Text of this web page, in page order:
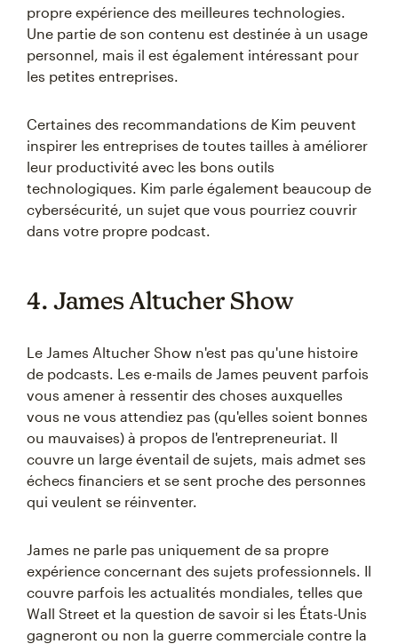
propre expérience des meilleures technologies.
Une partie de son contenu est destinée à un usage
personnel, mais il est également intéressant pour
les petites entreprises.
Certaines des recommandations de Kim peuvent
inspirer les entreprises de toutes tailles à améliorer
leur productivité avec les bons outils
technologiques. Kim parle également beaucoup de
cybersécurité, un sujet que vous pourriez couvrir
dans votre propre podcast.
4. James Altucher Show
Le James Altucher Show n'est pas qu'une histoire
de podcasts. Les e-mails de James peuvent parfois
vous amener à ressentir des choses auxquelles
vous ne vous attendiez pas (qu'elles soient bonnes
ou mauvaises) à propos de l'entrepreneuriat. Il
couvre un large éventail de sujets, mais admet ses
échecs financiers et se sent proche des personnes
qui veulent se réinventer.
James ne parle pas uniquement de sa propre
expérience concernant des sujets professionnels. Il
couvre parfois les actualités mondiales, telles que
Wall Street et la question de savoir si les États-Unis
gagneront ou non la guerre commerciale contre la